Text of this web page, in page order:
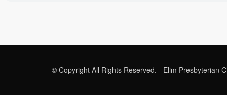
© Copyright All Rights Reserved. - Elim Presbyterian